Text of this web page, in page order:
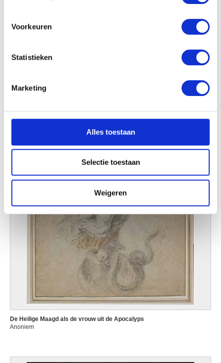
locatie, die tot een paar meter nauwkeurig kan zijn
scannen op specifieke eigenschappen (fingerprinting)
detailgedeeltein.
U kunt uw toestemming op elk moment wijzigen of
We gebruiken cookies om content en advertenties te
personaliseren, om functies voor social media te bieden
en om ons websiteverkeer te analyseren. Ook delen we
informatie over uw gebruik van onze site met onze
partners voor social media, adverteren en analyse. Deze
verzameld op basis van uw gebruik van hun services.
Voorkeuren
Statistieken
Marketing
Alles toestaan
Selectie toestaan
Weigeren
De Heilige Maagd als de vrouw uit de Apocalyps
Anoniem